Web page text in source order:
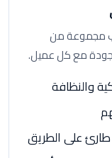
مجموعة من
مع كل عميل.
والنظافة
على الطريق